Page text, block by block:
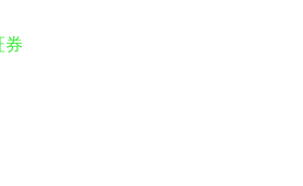
券